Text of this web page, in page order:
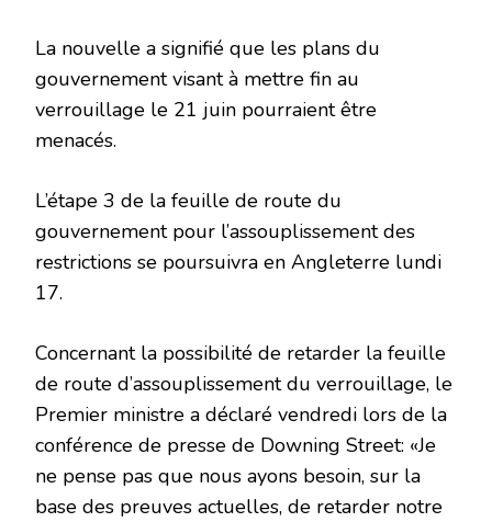
La nouvelle a signifié que les plans du
gouvernement visant à mettre fin au
verrouillage le 21 juin pourraient être
menacés.
L’étape 3 de la feuille de route du
gouvernement pour l’assouplissement des
restrictions se poursuivra en Angleterre lundi
17.
Concernant la possibilité de retarder la feuille
de route d’assouplissement du verrouillage, le
Premier ministre a déclaré vendredi lors de la
conférence de presse de Downing Street: «Je
ne pense pas que nous ayons besoin, sur la
base des preuves actuelles, de retarder notre